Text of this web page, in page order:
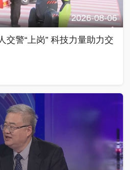
2026-08-06
交警“上岗” 科技力量助力交